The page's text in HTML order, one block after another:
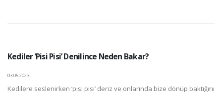
Kediler ‘Pisi Pisi’ Denilince Neden Bakar?
03.05.2023
Kedilere seslenirken ‘pisi pisi’ deriz ve onlarında bize dönüp baktığını